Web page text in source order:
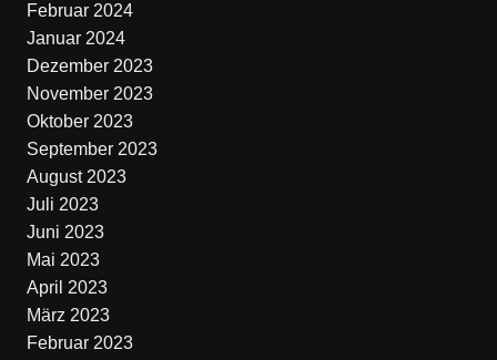
Februar 2024
Januar 2024
Dezember 2023
November 2023
Oktober 2023
September 2023
August 2023
Juli 2023
Juni 2023
Mai 2023
April 2023
März 2023
Februar 2023